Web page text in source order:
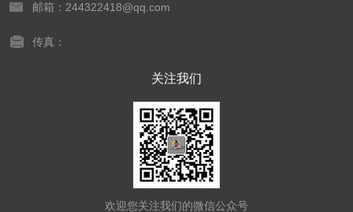
邮箱：244322418@qq.com
传真：
关注我们
欢迎您关注我们的微信公众号